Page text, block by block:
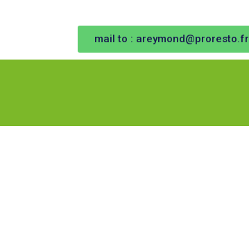
mail to : areymond@proresto.fr